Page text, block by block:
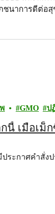
นาการดีต่อ
GMO ป
นี้ เมื่อเม็
ประกาศคำสั่ง